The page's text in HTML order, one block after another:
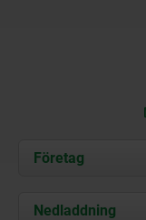
Företag
Om oss
Nedladdning